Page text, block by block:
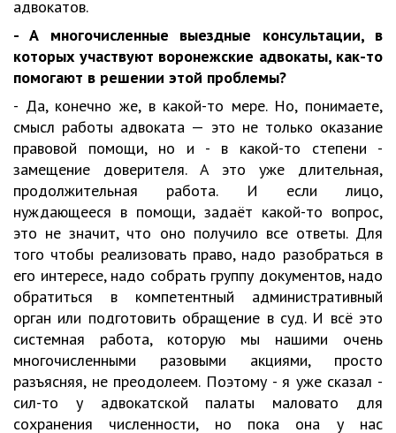
адвокатов.
- А многочисленные выездные консультации, в
которых участвуют воронежские адвокаты, как-то
помогают в решении этой проблемы?
- Да, конечно же, в какой-то мере. Но, понимаете,
смысл работы адвоката — это не только оказание
правовой помощи, но и - в какой-то степени -
замещение доверителя. А это уже длительная,
продолжительная работа. И если лицо,
нуждающееся в помощи, задаёт какой-то вопрос,
это не значит, что оно получило все ответы. Для
того чтобы реализовать право, надо разобраться в
его интересе, надо собрать группу документов, надо
обратиться в компетентный административный
орган или подготовить обращение в суд. И всё это
системная работа, которую мы нашими очень
многочисленными разовыми акциями, просто
разъясняя, не преодолеем. Поэтому - я уже сказал -
сил-то у адвокатской палаты маловато для
сохранения численности, но пока она у нас